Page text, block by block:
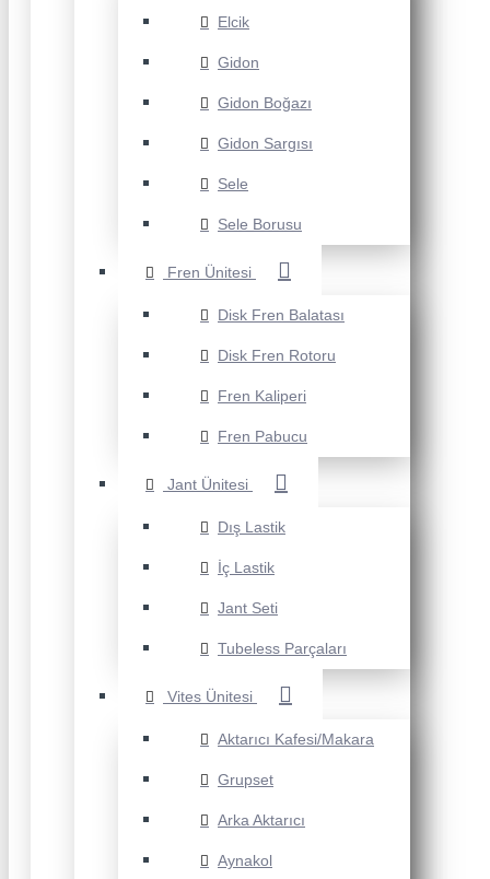
Elcik
Gidon
Gidon Boğazı
Gidon Sargısı
Sele
Sele Borusu
Fren Ünitesi
Disk Fren Balatası
Disk Fren Rotoru
Fren Kaliperi
Fren Pabucu
Jant Ünitesi
Dış Lastik
İç Lastik
Jant Seti
Tubeless Parçaları
Vites Ünitesi
Aktarıcı Kafesi/Makara
Grupset
Arka Aktarıcı
Aynakol